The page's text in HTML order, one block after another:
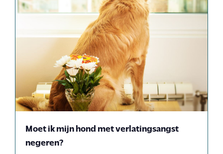
Moet ik mijn hond met verlatingsangst
negeren?